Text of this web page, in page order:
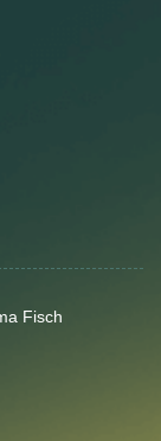
Fisch